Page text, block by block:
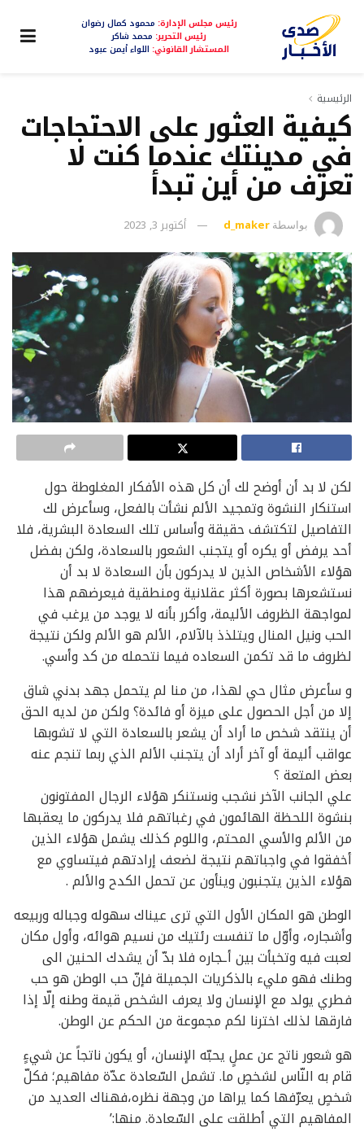
رئيس مجلس الإدارة: محمود كمال رضوان
رئيس التحرير: محمد شاكر
المستشار القانوني: اللواء أيمن عبود
الرئيسية
كيفية العثور على الاحتجاجات
في مدينتك عندما كنت لا
تعرف من أين تبدأ
بواسطة d_maker أكتوبر 3, 2023
لكن لا بد أن أوضح لك أن كل هذه الأفكار المغلوطة حول
استنكار النشوة وتمجيد الألم نشأت بالفعل، وسأعرض لك
التفاصيل لتكتشف حقيقة وأساس تلك السعادة البشرية، فلا
أحد يرفض أو يكره أو يتجنب الشعور بالسعادة، ولكن بفضل
هؤلاء الأشخاص الذين لا يدركون بأن السعادة لا بد أن
نستشعرها بصورة أكثر عقلانية ومنطقية فيعرضهم هذا
لمواجهة الظروف الأليمة، وأكرر بأنه لا يوجد من يرغب في
الحب ونيل المنال ويتلذذ بالآلام، الألم هو الألم ولكن نتيجة
لظروف ما قد تكمن السعاده فيما نتحمله من كد وأسي.
و سأعرض مثال حي لهذا، من منا لم يتحمل جهد بدني شاق
إلا من أجل الحصول على ميزة أو فائدة؟ ولكن من لديه الحق
أن ينتقد شخص ما أراد أن يشعر بالسعادة التي لا تشوبها
عواقب أليمة أو آخر أراد أن يتجنب الألم الذي ربما تنجم عنه
بعض المتعة ؟
علي الجانب الآخر نشجب ونستنكر هؤلاء الرجال المفتونون
بنشوة اللحظة الهائمون في رغباتهم فلا يدركون ما يعقبها
من الألم والأسي المحتم، واللوم كذلك يشمل هؤلاء الذين
أخفقوا في واجباتهم نتيجة لضعف إرادتهم فيتساوي مع
هؤلاء الذين يتجنبون وينأون عن تحمل الكدح والألم .
الوطن هو المكان الأول التي ترى عيناك سهوله وجباله وربيعه
وأشجاره، وأوّل ما تنفست رئتيك من نسيم هوائه، وأول مكان
لعبت فيه وتخبأت بين أـجاره فلا بدّ أن يشدك الحنين الى
وطنك فهو مليء بالذكريات الجميلة فإنّ حب الوطن هو حب
فطري يولد مع الإنسان ولا يعرف الشخص قيمة وطنه إلّا إذا
فارقها لذلك اخترنا لكم مجموعة من الحكم عن الوطن.
هو شعور ناتج عن عملٍ يحبّه الإنسان، أو يكون ناتجاً عن شيءٍ
قام به النّاس لشخصٍ ما. تشمل السّعادة عدّة مفاهيم؛ فكلّ
شخصٍ يعرّفها كما يراها من وجهة نظره،فهناك العديد من
المفاهيم التي أطلقت على السّعادة. منها:’